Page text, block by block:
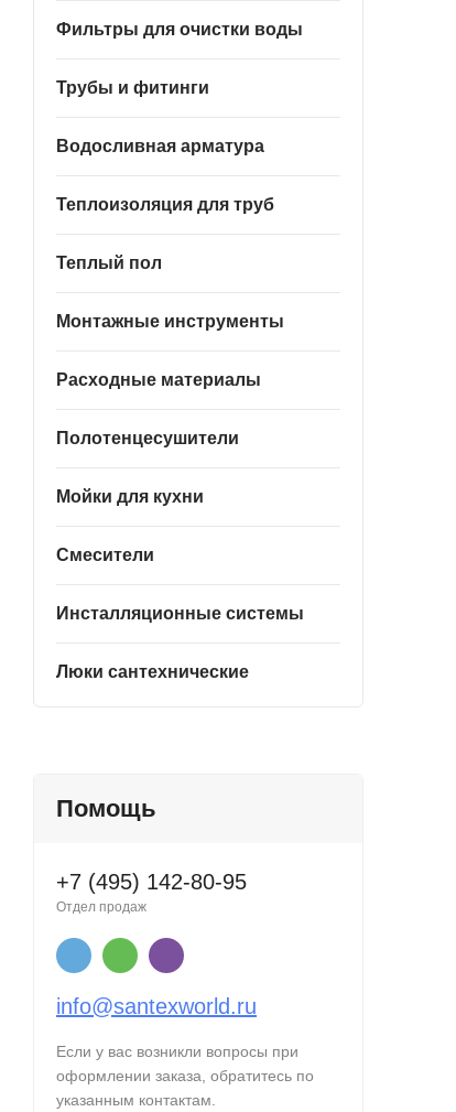
Фильтры для очистки воды
Трубы и фитинги
Водосливная арматура
Теплоизоляция для труб
Теплый пол
Монтажные инструменты
Расходные материалы
Полотенцесушители
Мойки для кухни
Смесители
Инсталляционные системы
Люки сантехнические
Помощь
+7 (495) 142-80-95
Отдел продаж
info@santexworld.ru
Если у вас возникли вопросы при
оформлении заказа, обратитесь по
указанным контактам.